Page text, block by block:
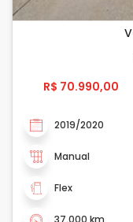
R$ 70.990,00
2019/2020
Manual
Flex
37.000 km